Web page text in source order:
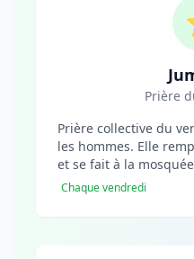
Prière
Prière collective du
les hommes. Elle
et se fait à la
Chaque vendredi